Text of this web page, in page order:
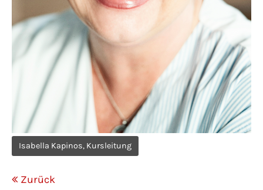
Isabella Kapinos, Kursleitung
Zurück